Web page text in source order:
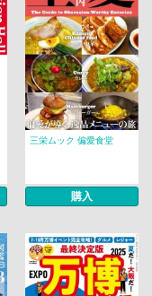
三栄ムック 偏愛食堂
購入